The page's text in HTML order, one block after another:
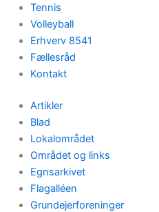
Tennis
Volleyball
Erhverv 8541
Fællesråd
Kontakt
Artikler
Blad
Lokalområdet
Området og links
Egnsarkivet
Flagalléen
Grundejerforeninger